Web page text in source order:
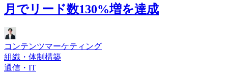
月でリード数130%増を達成
コンテンツマーケティング
組織・体制構築
通信・IT